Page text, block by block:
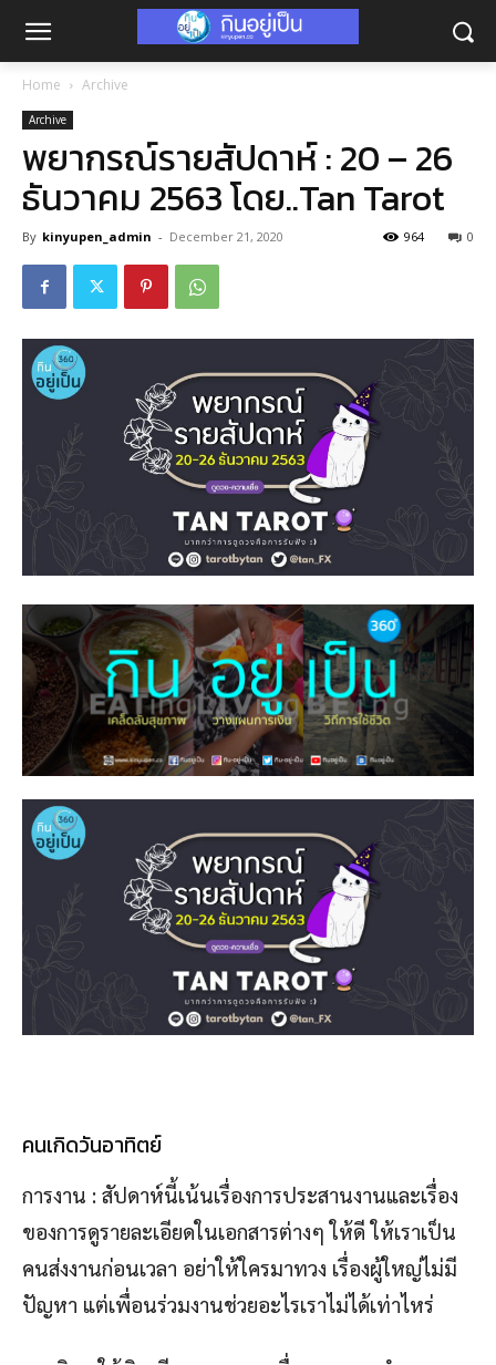
Home Archive
Archive
พยากรณ์รายสัปดาห์ : 20 – 26
ธันวาคม 2563 โดย..Tan Tarot
By kinyupen_admin - December 21, 2020 0
964
คนเกิดวันอาทิตย์
การงาน : สัปดาห์นี้เน้นเรื่องการประสานงานและเรื่อง
ของการดูรายละเอียดในเอกสารต่างๆ ให้ดี ให้เราเป็น
คนส่งงานก่อนเวลา อย่าให้ใครมาทวง เรื่องผู้ใหญ่ไม่มี
ปัญหา แต่เพื่อนร่วมงานช่วยอะไรเราไม่ได้เท่าไหร่